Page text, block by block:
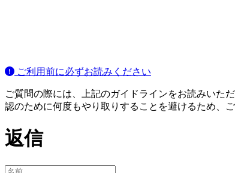
ご利用前に必ずお読みください
ご質問の際には、上記のガイドラインをお読みいた
認のために何度もやり取りすることを避けるため、
返信